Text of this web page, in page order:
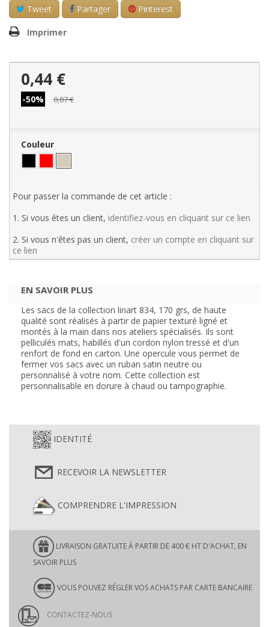
Tweet
Partager Pinterest
Imprimer
0,44 €
-50% 0,87 €
Couleur
Pour passer la commande de cet article :
1. Si vous êtes un client, identifiez-vous en cliquant sur ce lien
2. Si vous n'êtes pas un client, créer un compte en cliquant sur
ce lien
EN SAVOIR PLUS
Les sacs de la collection linart 834, 170 grs, de haute
qualité sont réalisés à partir de papier texturé ligné et
montés à la main dans nos ateliers spécialisés. Ils sont
pelliculés mats, habillés d'un cordon nylon tressé et d'un
renfort de fond en carton. Une opercule vous permet de
fermer vos sacs avec un ruban satin neutre ou
personnalisé à votre nom. Cette collection est
personnalisable en dorure à chaud ou tampographie.
IDENTITÉ
RECEVOIR LA NEWSLETTER
COMPRENDRE L'IMPRESSION
LIVRAISON GRATUITE À PARTIR DE 400 € HT D'ACHAT, EN
SAVOIR PLUS
VOUS POUVEZ RÉGLER VOS ACHATS PAR CARTE BANCAIRE
CONTACTEZ-NOUS